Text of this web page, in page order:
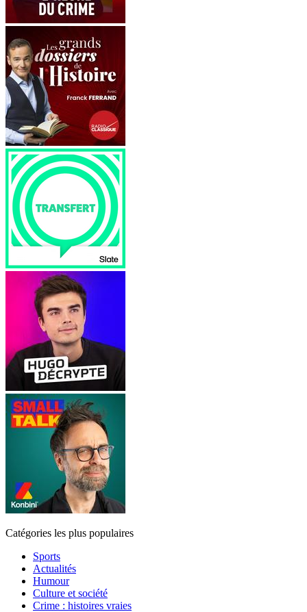
Catégories les plus populaires
Sports
Actualités
Humour
Culture et société
Crime : histoires vraies